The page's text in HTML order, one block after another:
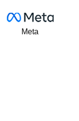
Meta